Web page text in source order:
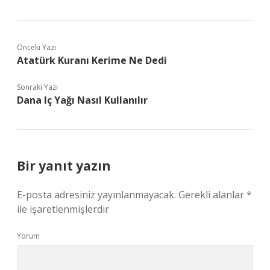
Önceki Yazı
Atatürk Kuranı Kerime Ne Dedi
Sonraki Yazı
Dana Iç Yağı Nasıl Kullanılır
Bir yanıt yazın
E-posta adresiniz yayınlanmayacak. Gerekli alanlar*
ile işaretlenmişlerdir
Yorum